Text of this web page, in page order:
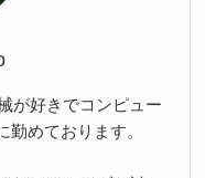
が好きでコンピュー
めております。